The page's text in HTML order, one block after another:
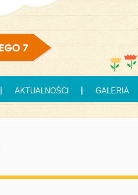
AKTUALNOŚCI GALERIA